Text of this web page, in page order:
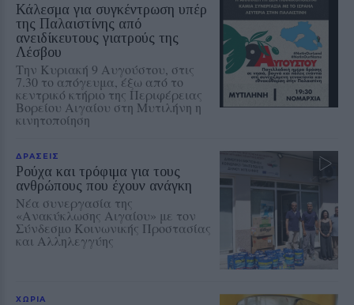
Κάλεσμα για συγκέντρωση υπέρ
της Παλαιστίνης από
ανειδίκευτους γιατρούς της
Λέσβου
Την Κυριακή 9 Αυγούστου, στις
7.30 το απόγευμα, έξω από το
κεντρικό κτήριο της Περιφέρειας
Βορείου Αιγαίου στη Μυτιλήνη η
κινητοποίηση
ΔΡΑΣΕΙΣ
Ρούχα και τρόφιμα για τους
ανθρώπους που έχουν ανάγκη
Νέα συνεργασία της
«Ανακύκλωσης Αιγαίου» με τον
Σύνδεσμο Κοινωνικής Προστασίας
και Αλληλεγγύης
ΧΩΡΙΑ